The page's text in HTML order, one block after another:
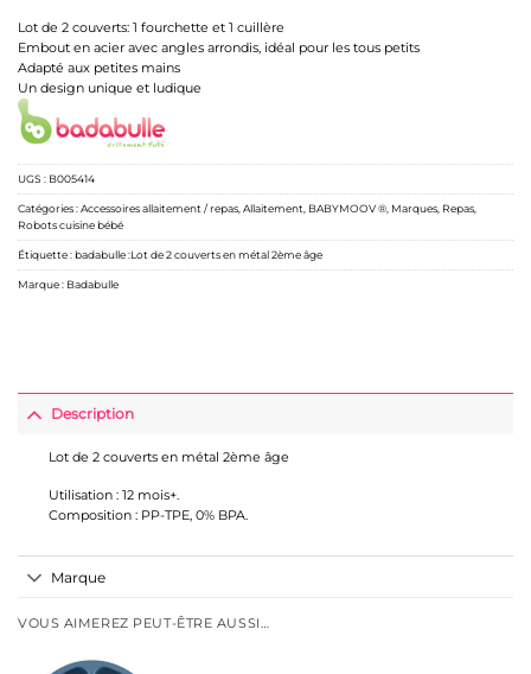
Lot de 2 couverts: 1 fourchette et 1 cuillère
Embout en acier avec angles arrondis, idéal pour les tous petits
Adapté aux petites mains
Un design unique et ludique
UGS : B005414
Catégories :Accessoires allaitement / repas Allaitement BABYMOOV ® Marques Repas
Robots cuisine bébé
Étiquette :badabulle :Lot de 2 couverts en métal 2ème âge
Marque : Badabulle
Description
Lot de 2 couverts en métal 2ème âge
Utilisation : 12 mois+.
Composition : PP-TPE, 0% BPA.
Marque
VOUS AIMEREZ PEUT-ÊTRE AUSSI…